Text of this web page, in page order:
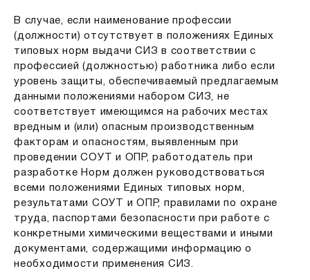
В случае, если наименование профессии
(должности) отсутствует в положениях Единых
типовых норм выдачи СИЗ в соответствии с
профессией (должностью) работника либо если
уровень защиты, обеспечиваемый предлагаемым
данными положениями набором СИЗ, не
соответствует имеющимся на рабочих местах
вредным и (или) опасным производственным
факторам и опасностям, выявленным при
проведении СОУТ и ОПР, работодатель при
разработке Норм должен руководствоваться
всеми положениями Единых типовых норм,
результатами СОУТ и ОПР, правилами по охране
труда, паспортами безопасности при работе с
конкретными химическими веществами и иными
документами, содержащими информацию о
необходимости применения СИЗ.